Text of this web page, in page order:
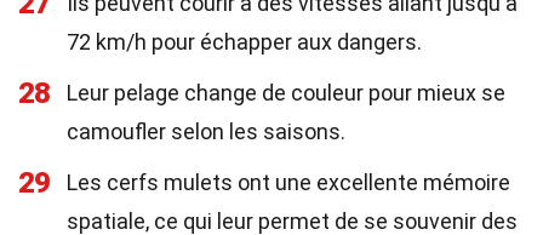
72 km/h pour échapper aux dangers.
28
Leur pelage change de couleur pour mieux se
camoufler selon les saisons.
29
Les cerfs mulets ont une excellente mémoire
spatiale, ce qui leur permet de se souvenir des